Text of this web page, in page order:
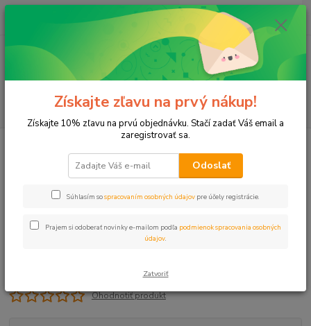
Menu
(Po-Pia, 8-17 hod.)
ks
za0 €
Plastové, Mosadzné komponenty
Kríž 5/4" VNZ PN10
Ohodnotiť produkt
Získajte zľavu na prvý nákup!
Získajte 10% zľavu na prvú objednávku. Stačí zadať Váš email a
zaregistrovať sa.
Odoslať
Súhlasím sospracovaním osobných údajov pre účely registrácie.
Prajem si odoberať novinky e-mailom podľa podmienok spracovania osobných
údajov
Zatvoriť